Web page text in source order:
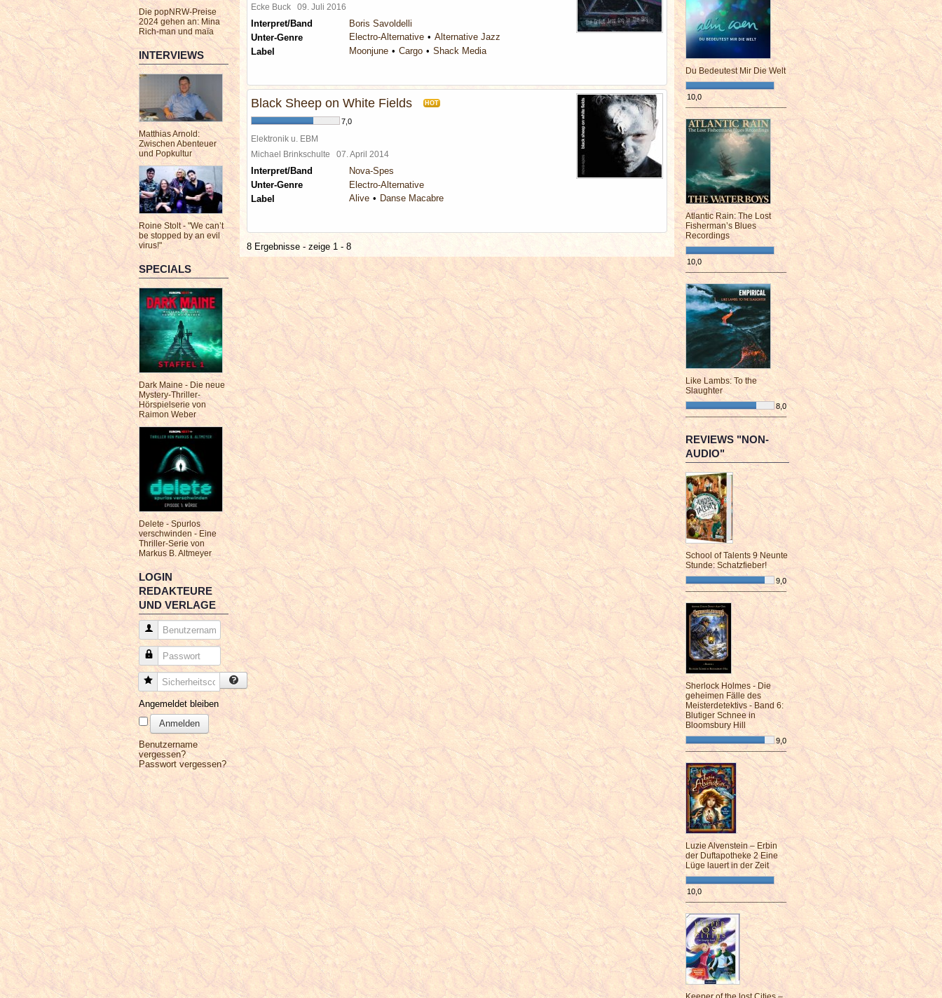
Die popNRW-Preise
2024 gehen an: Mina
Rich-man und maïa
INTERVIEWS
Matthias Arnold:
Zwischen Abenteuer
und Popkultur
Roine Stolt - "We can’t
be stopped by an evil
virus!"
SPECIALS
Dark Maine - Die neue
Mystery-Thriller-
Hörspielserie von
Raimon Weber
Delete - Spurlos
verschwinden - Eine
Thriller-Serie von
Markus B. Altmeyer
LOGIN
REDAKTEURE
UND VERLAGE
Benutzername
Passwort
Sicherheitscode
Angemeldet bleiben
Anmelden
Benutzername
vergessen?
Passwort vergessen?
Ecke Buck 09. Juli 2016
Interpret/Band
Boris Savoldelli
Unter-Genre
Electro-Alternative
Alternative Jazz
Label
Moonjune Cargo Shack Media
Black Sheep on White Fields HOT
7,0
Elektronik u. EBM
Michael Brinkschulte 07. April 2014
Interpret/Band
Nova-Spes
Unter-Genre
Electro-Alternative
Label
Alive Danse Macabre
8 Ergebnisse - zeige 1 - 8
Du Bedeutest Mir Die Welt
10,0
¯¯¯¯¯¯¯¯¯¯¯¯¯¯¯¯¯¯¯¯¯¯¯¯
Atlantic Rain: The Lost
Fisherman’s Blues
Recordings
10,0
¯¯¯¯¯¯¯¯¯¯¯¯¯¯¯¯¯¯¯¯¯¯¯¯
Like Lambs: To the
Slaughter
8,0
¯¯¯¯¯¯¯¯¯¯¯¯¯¯¯¯¯¯¯¯¯¯¯¯
REVIEWS "NON-
AUDIO"
School of Talents 9 Neunte
Stunde: Schatzfieber!
9,0
¯¯¯¯¯¯¯¯¯¯¯¯¯¯¯¯¯¯¯¯¯¯¯¯
Sherlock Holmes - Die
geheimen Fälle des
Meisterdetektivs - Band 6:
Blutiger Schnee in
Bloomsbury Hill
9,0
¯¯¯¯¯¯¯¯¯¯¯¯¯¯¯¯¯¯¯¯¯¯¯¯
Luzie Alvenstein – Erbin
der Duftapotheke 2 Eine
Lüge lauert in der Zeit
10,0
¯¯¯¯¯¯¯¯¯¯¯¯¯¯¯¯¯¯¯¯¯¯¯¯